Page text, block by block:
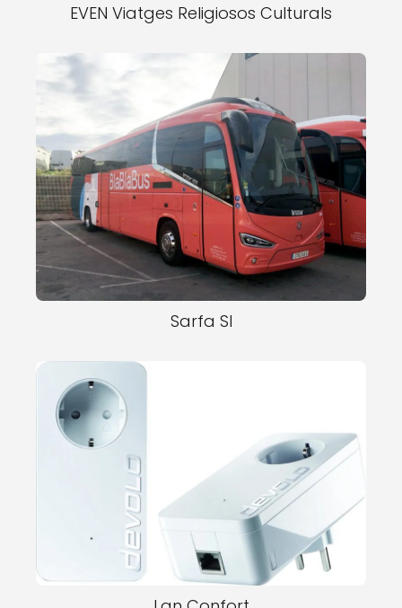
EVEN Viatges Religiosos Culturals
Sarfa Sl